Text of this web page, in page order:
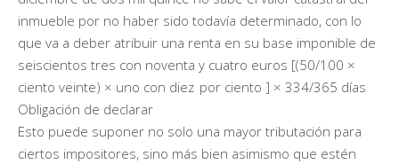
inmueble por no haber sido todavía determinado, con lo
que va a deber atribuir una renta en su base imponible de
seiscientos tres con noventa y cuatro euros [(50/100 ×
ciento veinte) × uno con diez por ciento ] × 334/365 días
Obligación de declarar
Esto puede suponer no solo una mayor tributación para
ciertos impositores, sino más bien asimismo que estén